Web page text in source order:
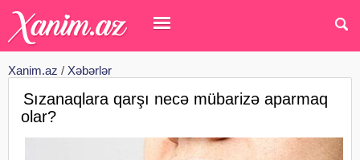
Xanim.az / Xəbərlər
Sızanaqlara qarşı necə mübarizə aparmaq
olar?